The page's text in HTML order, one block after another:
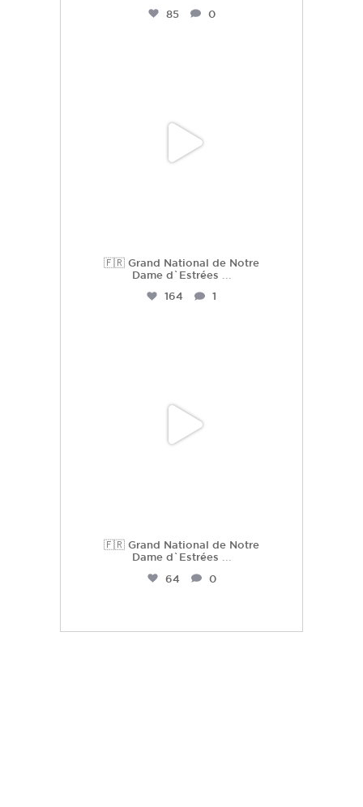
85
0
🇫🇷 Grand National de Notre
Dame d`Estrées
164
1
🇫🇷 Grand National de Notre
Dame d`Estrées ...
64
0